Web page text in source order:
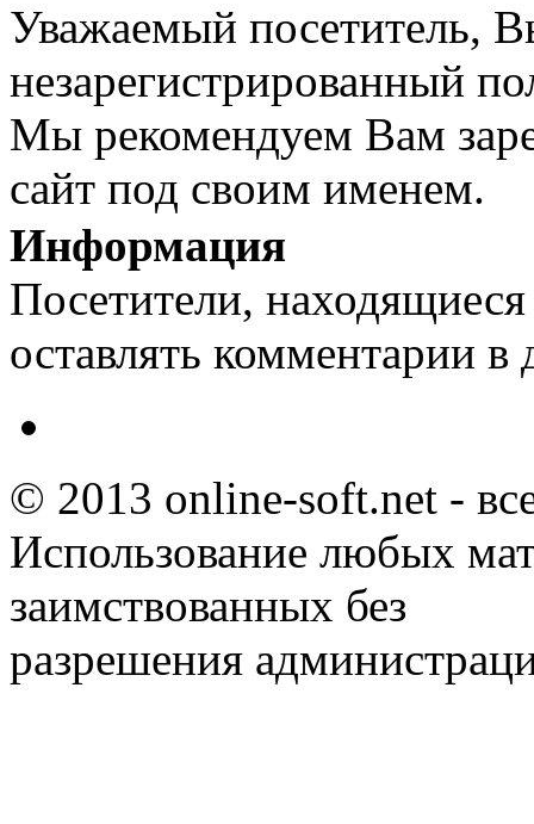
Уважаемый посетитель,
незарегистрированный
Мы рекомендуем Вам
сайт под своим именем.
Информация
Посетители,
оставлять комментарии в
© 2013 online-soft.net -
Использование любых
заимствованных без
разрешения